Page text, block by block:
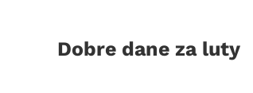
Dobre dane za luty